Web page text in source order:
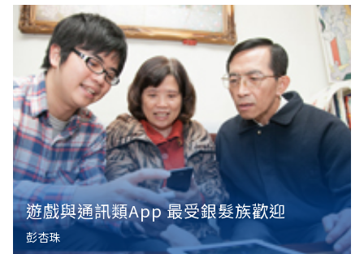
遊戲與通訊類App 最受銀髮族歡迎
彭杏珠